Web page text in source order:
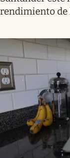
rendimiento de